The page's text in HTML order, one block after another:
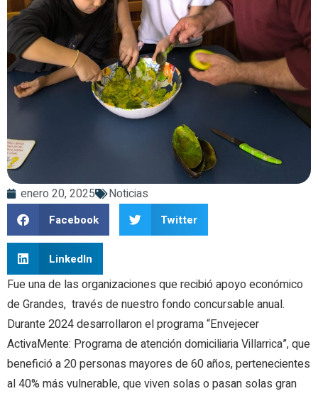
enero 20, 2025 Noticias
Facebook Twitter
LinkedIn
Fue una de las organizaciones que recibió apoyo económico
de Grandes, través de nuestro fondo concursable anual.
Durante 2024 desarrollaron el programa “Envejecer
ActivaMente: Programa de atención domiciliaria Villarrica”, que
benefició a 20 personas mayores de 60 años, pertenecientes
al 40% más vulnerable, que viven solas o pasan solas gran